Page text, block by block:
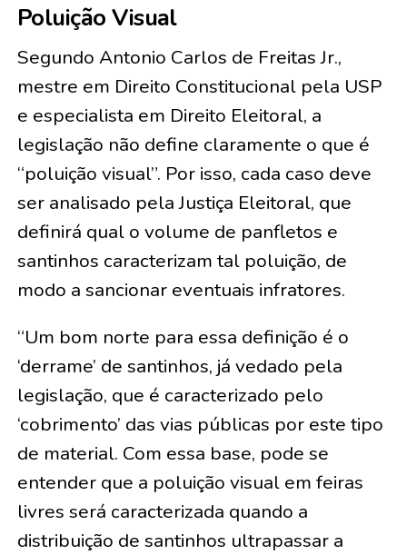
Poluição Visual
Segundo Antonio Carlos de Freitas Jr.,
mestre em Direito Constitucional pela USP
e especialista em Direito Eleitoral, a
legislação não define claramente o que é
“poluição visual”. Por isso, cada caso deve
ser analisado pela Justiça Eleitoral, que
definirá qual o volume de panfletos e
santinhos caracterizam tal poluição, de
modo a sancionar eventuais infratores.
“Um bom norte para essa definição é o
‘derrame’ de santinhos, já vedado pela
legislação, que é caracterizado pelo
‘cobrimento’ das vias públicas por este tipo
de material. Com essa base, pode se
entender que a poluição visual em feiras
livres será caracterizada quando a
distribuição de santinhos ultrapassar a